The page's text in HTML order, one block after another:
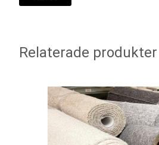
Relaterade produkter